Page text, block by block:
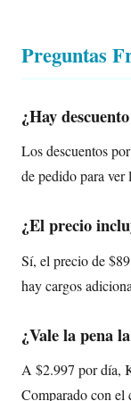
Preguntas
¿Hay
Los descuentos
de pedido para ver
¿El precio
Sí, el precio de
hay cargos
¿Vale la pena
A $2.997 por día,
Comparado con el